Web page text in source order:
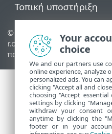
Τοπική υποστήριξη
© 1992 - 2026 ESET, spol. s
r.o. - Με την επιφύλαξη
παντός δικαιώματος.
Your
choice
We and our partners use
online experience, analyze
personalized ads. You can
clicking "Accept all and
choosing "Accept
settings by clicking
withdraw your consent
anytime by clicking the
footer or in your